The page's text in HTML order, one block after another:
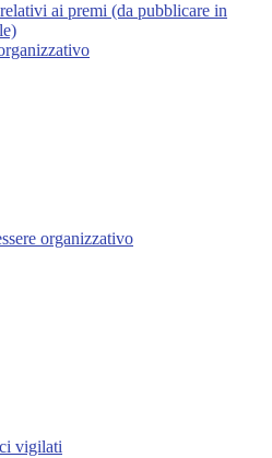
ai premi (da pubblicare in
organizzativo
vigilati